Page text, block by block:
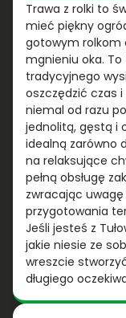
Trawa z rolki to
mieć piękny
gotowym rolkom
mgnieniu oka.
tradycyjnego
oszczędzić czas
niemal od razu
jednolitą, gęstą i
idealną zarówno
na relaksujące
pełną obsługę
zwracając uwagę
przygotowania
Jeśli jesteś z
jakie niesie ze
wreszcie
długiego